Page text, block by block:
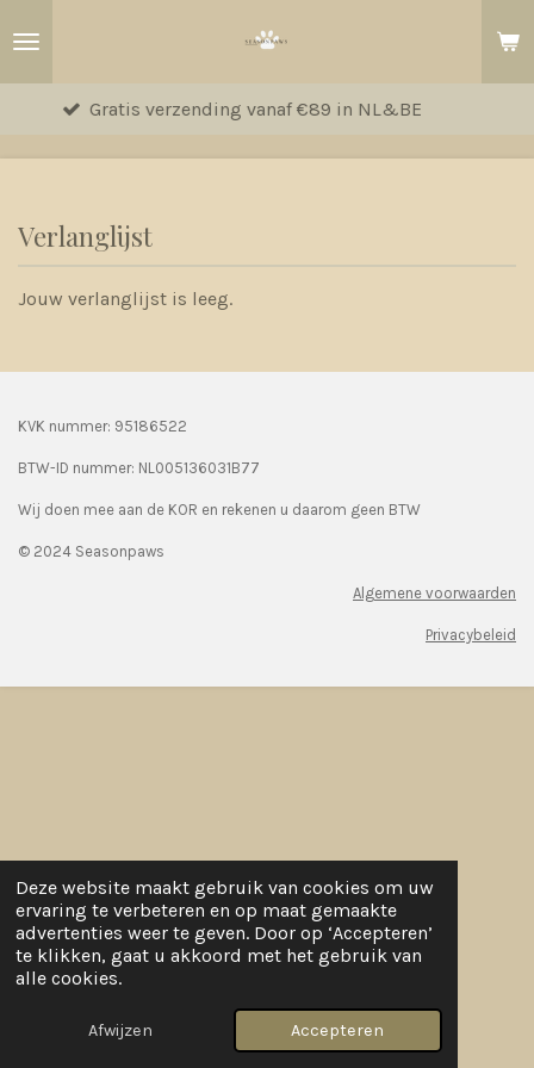
Deze website maakt gebruik van cookies om uw
ervaring te verbeteren en op maat gemaakte
advertenties weer te geven. Door op ‘Accepteren’
te klikken, gaat u akkoord met het gebruik van
alle cookies.
Afwijzen Accepteren
hoofdinhoud
verzending vanaf €89 in NL&BE
Verlanglijst
Jouw verlanglijst is leeg.
KVK nummer: 95186522
BTW-ID nummer: NL005136031B77
Wij doen mee aan de KOR en rekenen u daarom geen BTW
© 2024 Seasonpaws
Algemene voorwaarden
Privacybeleid